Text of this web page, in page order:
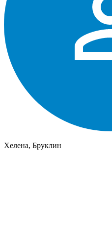
Хелена, Бруклин